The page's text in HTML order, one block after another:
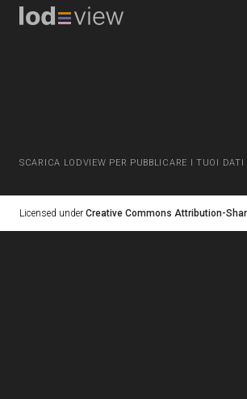
SCARICA LODVIEW PER PUBBLICARE I TUOI DATI
Licensed under Creative Commons Attribution-